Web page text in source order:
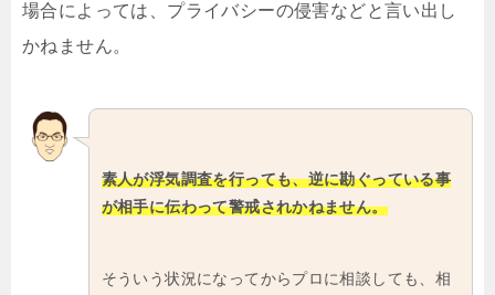
場合によっては、プライバシーの侵害などと言い出し
かねません。
素人が浮気調査を行っても、逆に勘ぐっている事
が相手に伝わって警戒されかねません。
そういう状況になってからプロに相談しても、相